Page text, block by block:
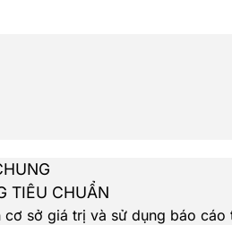
TIÊU CHUẨN
cơ sở giá trị và sử dụng báo